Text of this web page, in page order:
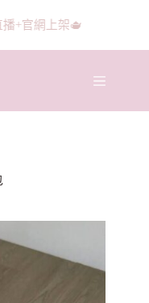
+官網上架🫖